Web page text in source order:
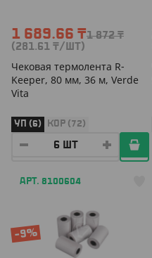
1 689.66 ₸1 872₸
(281.61 ₸/ШТ)
Чековая термолента R-
Keeper, 80 мм, 36 м, Verde
Vita
УП (6) КОР (72)
АРТ. 8100604
-9%